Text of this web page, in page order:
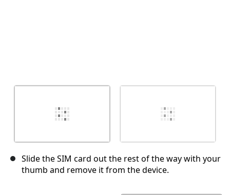
Slide the SIM card out the rest of the way with your
thumb and remove it from the device.